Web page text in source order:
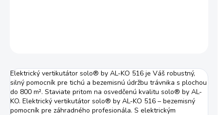
Elektrický vertikutátor solo® by AL-KO 516 je Váš robustný,
silný pomocník pre tichú a bezemisnú údržbu trávnika s plochou
do 800 m². Staviate pritom na osvedčenú kvalitu solo® by AL-
KO. Elektrický vertikutátor solo® by AL-KO 516 – bezemisný
pomocník pre záhradného profesionála. S elektrickým